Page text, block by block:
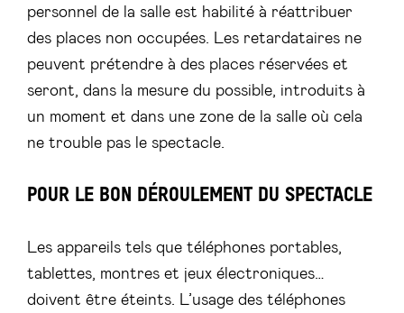
personnel de la salle est habilité à réattribuer
des places non occupées. Les retardataires ne
peuvent prétendre à des places réservées et
seront, dans la mesure du possible, introduits à
un moment et dans une zone de la salle où cela
ne trouble pas le spectacle.
POUR LE BON DÉROULEMENT DU SPECTACLE
Les appareils tels que téléphones portables,
tablettes, montres et jeux électroniques…
doivent être éteints. L’usage des téléphones